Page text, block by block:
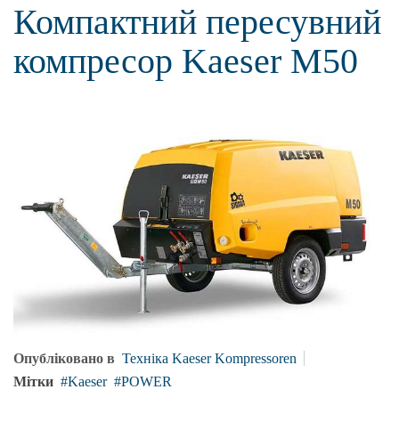
Компактний пересувний
компресор Kaeser M50
Опубліковано в Техніка Kaeser Kompressoren
Мітки
Kaeser POWER